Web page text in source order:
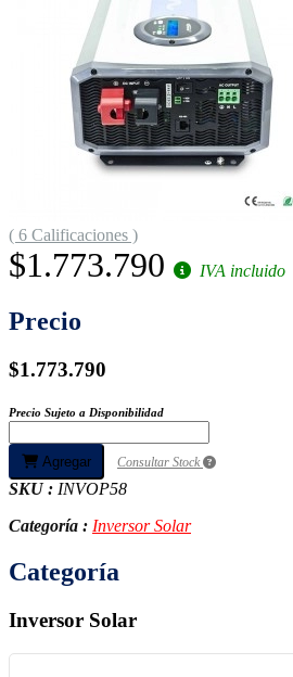
( 6 Calificaciones )
$1.773.790 IVA incluido
Precio
$1.773.790
Precio Sujeto a Disponibilidad
Agregar Consultar Stock
SKU : INVOP58
Categoría : Inversor Solar
Categoría
Inversor Solar